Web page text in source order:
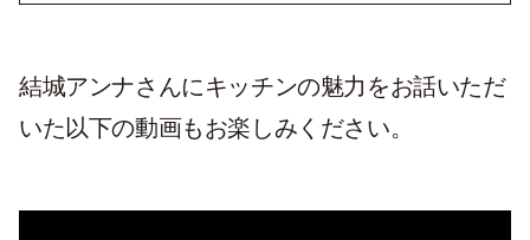
結城アンナさんにキッチンの魅力をお話いただ
いた以下の動画もお楽しみください。